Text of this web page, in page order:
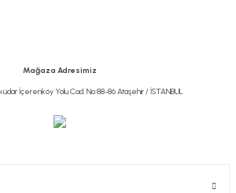
Mağaza Adresimiz
İçerenköy Yolu Cad. No:88-86 Ataşehir / İSTANBUL